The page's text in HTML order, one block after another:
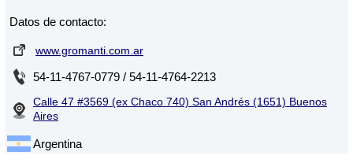
Datos de contacto:
www.gromanti.com.ar
54-11-4767-0779 / 54-11-4764-2213
Calle 47 #3569 (ex Chaco 740) San Andrés (1651) Buenos
Aires
Argentina